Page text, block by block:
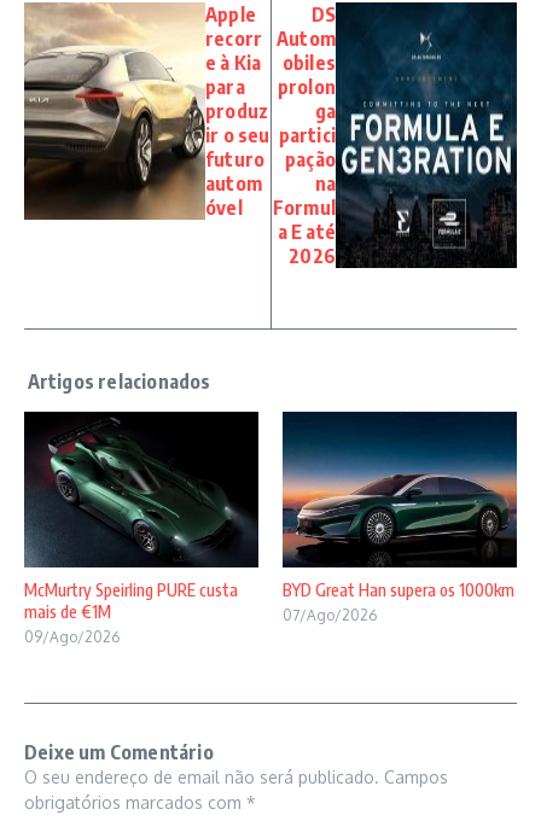
Apple
recorr
e à Kia
para
produz
ir o seu
futuro
autom
óvel
DS
Autom
obiles
prolon
ga
partici
pação
na
Formul
a E até
2026
McMurtry Speirling PURE custa
mais de €1M
09/Ago/2026
BYD Great Han supera os 1000km
07/Ago/2026
Deixe um Comentário
O seu endereço de email não será publicado. Campos
obrigatórios marcados com *